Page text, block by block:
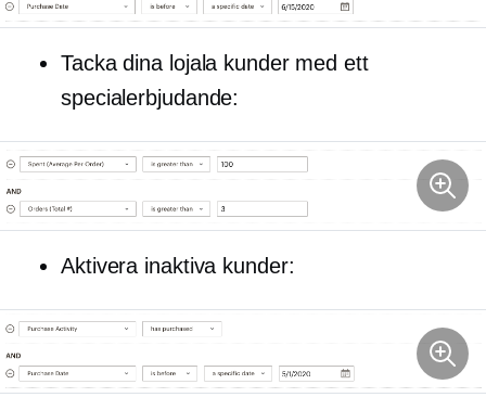
Tacka dina lojala kunder med ett
specialerbjudande:
Aktivera inaktiva kunder: